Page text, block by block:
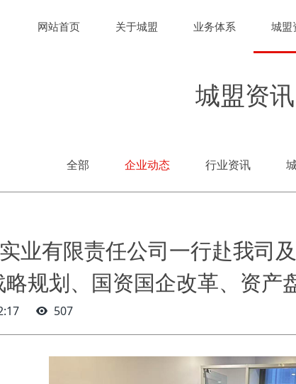
网站首页 关于城盟 业务体系 城盟
城盟资讯
全部 企业动态 行业资讯
业有限责任公司一行赴我司
略规划、国资国企改革、资产
507